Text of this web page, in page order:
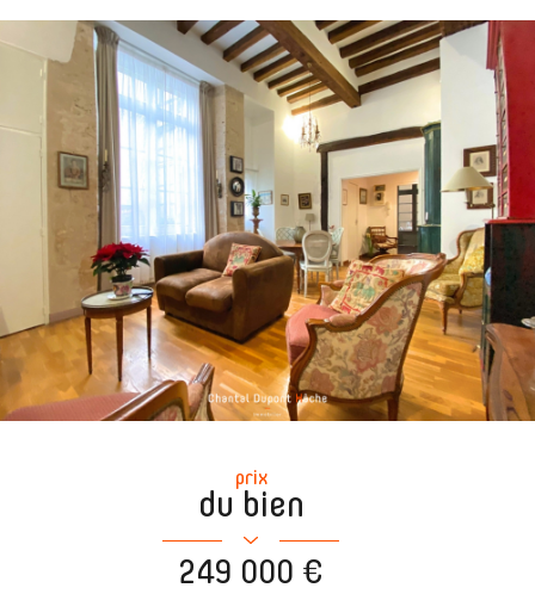
prix
du bien
249 000 €